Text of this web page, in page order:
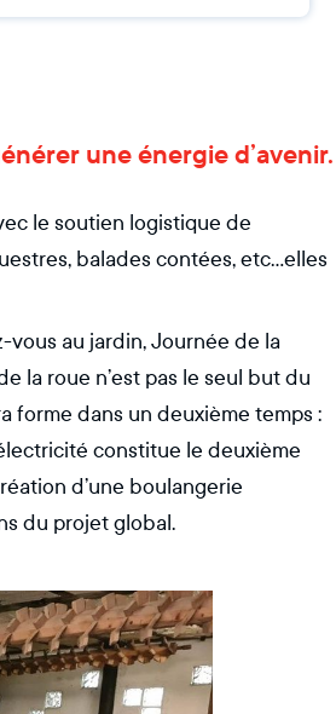
une énergie d’avenir.
le soutien logistique de
balades contées, etc...elles
vous au jardin, Journée de la
la roue n’est pas le seul but du
forme dans un deuxième temps :
constitue le deuxième
d’une boulangerie
du projet global.